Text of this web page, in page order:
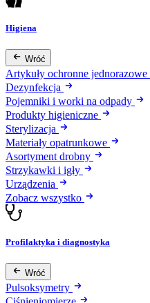
Higiena
Wróć
Artykuły ochronne jednorazowe
Dezynfekcja
Pojemniki i worki na odpady
Produkty higieniczne
Sterylizacja
Materiały opatrunkowe
Asortyment drobny
Strzykawki i igły
Urządzenia
Zobacz wszystko
Profilaktyka i diagnostyka
Wróć
Pulsoksymetry